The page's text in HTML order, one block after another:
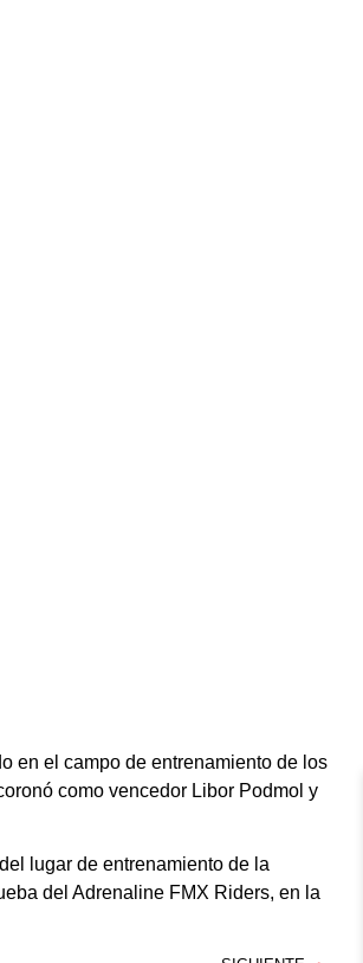
en el campo de entrenamiento de los
como vencedor Libor Podmol y
lugar de entrenamiento de la
del Adrenaline FMX Riders, en la